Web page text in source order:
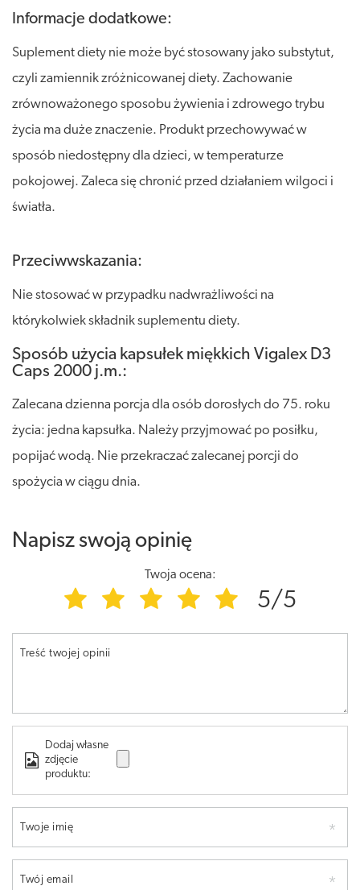
Informacje dodatkowe:
Suplement diety nie może być stosowany jako substytut,
czyli zamiennik zróżnicowanej diety. Zachowanie
zrównoważonego sposobu żywienia i zdrowego trybu
życia ma duże znaczenie. Produkt przechowywać w
sposób niedostępny dla dzieci, w temperaturze
pokojowej. Zaleca się chronić przed działaniem wilgoci i
światła.
Przeciwwskazania:
Nie stosować w przypadku nadwrażliwości na
którykolwiek składnik suplementu diety.
Sposób użycia kapsułek miękkich Vigalex D3
Caps 2000 j.m.:
Zalecana dzienna porcja dla osób dorosłych do 75. roku
życia: jedna kapsułka. Należy przyjmować po posiłku,
popijać wodą. Nie przekraczać zalecanej porcji do
spożycia w ciągu dnia.
Napisz swoją opinię
Twoja ocena:
5/5
Treść twojej opinii
Dodaj własne
zdjęcie
produktu:
Twoje imię
Twój email